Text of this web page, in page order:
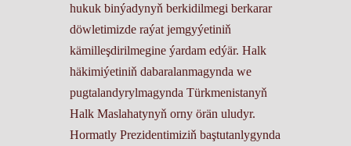
hukuk binýadynyň berkidilmegi berkarar
döwletimizde raýat jemgyýetiniň
kämilleşdirilmegine ýardam edýär. Halk
häkimiýetiniň dabaralanmagynda we
pugtalandyrylmagynda Türkmenistanyň
Halk Maslahatynyň orny örän uludyr.
Hormatly Prezidentimiziň baştutanlygynda